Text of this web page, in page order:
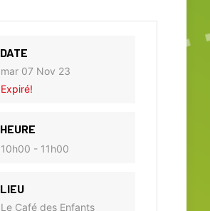
DATE
mar 07 Nov 23
Expiré!
HEURE
10h00 - 11h00
LIEU
Le Café des Enfants